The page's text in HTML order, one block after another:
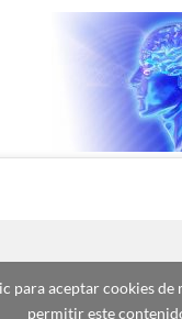
para aceptar cookies de
permitir este